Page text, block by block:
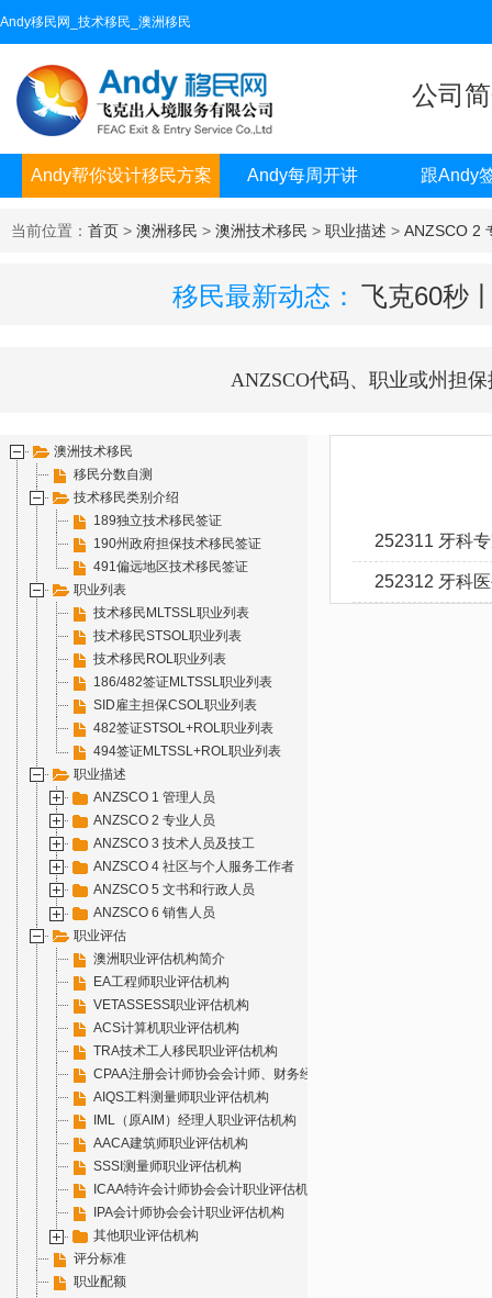
Andy移民网_技术移民_澳洲移民
公司
Andy帮你设计移民方案 Andy每周开讲 跟Andy
当前位置： 首页 > 澳洲移民 > 澳洲技术移民 > 职业描述 > ANZSCO 2
移民最新动态： 飞克60秒
ANZSCO代码、职业或州担保
澳洲技术移民
移民分数自测
技术移民类别介绍
189独立技术移民签证
190州政府担保技术移民签证
491偏远地区技术移民签证
职业列表
技术移民MLTSSL职业列表
技术移民STSOL职业列表
技术移民ROL职业列表
186/482签证MLTSSL职业列表
SID雇主担保CSOL职业列表
482签证STSOL+ROL职业列表
494签证MLTSSL+ROL职业列表
职业描述
ANZSCO 1 管理人员
ANZSCO 2 专业人员
ANZSCO 3 技术人员及技工
ANZSCO 4 社区与个人服务工作者
ANZSCO 5 文书和行政人员
ANZSCO 6 销售人员
职业评估
澳洲职业评估机构简介
EA工程师职业评估机构
VETASSESS职业评估机构
ACS计算机职业评估机构
TRA技术工人移民职业评估机构
CPAA注册会计师协会会计师、财务经理职业评估机构
AIQS工料测量师职业评估机构
IML（原AIM）经理人职业评估机构
AACA建筑师职业评估机构
SSSI测量师职业评估机构
ICAA特许会计师协会会计职业评估机构
IPA会计师协会会计职业评估机构
其他职业评估机构
评分标准
职业配额
252311 牙科
252312 牙科